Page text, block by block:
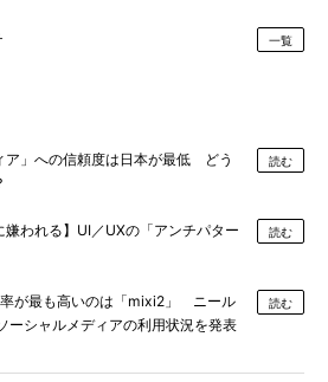
一覧
ア」への信頼度は日本が最低 どう
読む
嫌われる】UI／UXの「アンチパター
読む
が最も高いのは「mixi2」 ニール
ーシャルメディアの利用状況を発表
読む